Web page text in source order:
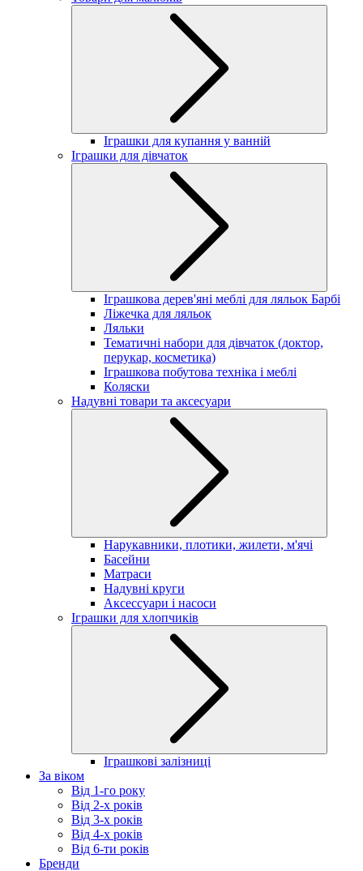
Іграшки для купання у ванній
Іграшки для дівчаток
Іграшкова дерев'яні меблі для ляльок Барбі
Ліжечка для ляльок
Ляльки
Тематичні набори для дівчаток (доктор,
перукар, косметика)
Іграшкова побутова техніка і меблі
Коляски
Надувні товари та аксесуари
Нарукавники, плотики, жилети, м'ячі
Басейни
Матраси
Надувні круги
Аксессуари і насоси
Іграшки для хлопчиків
Іграшкові залізниці
За віком
Від 1-го року
Від 2-х років
Від 3-х років
Від 4-х років
Від 6-ти років
Бренди